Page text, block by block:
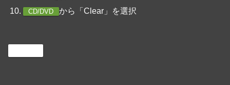
CD/DVD から「Clear」を選択